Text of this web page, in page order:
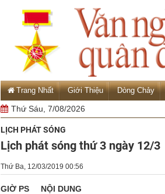
Trang Nhất Giới Thiệu Dòng Chảy
Thứ Sáu, 7/08/2026
LỊCH PHÁT SÓNG
Lịch phát sóng thứ 3 ngày 12/3
Thứ Ba, 12/03/2019 00:56
GIỜ PS NỘI DUNG